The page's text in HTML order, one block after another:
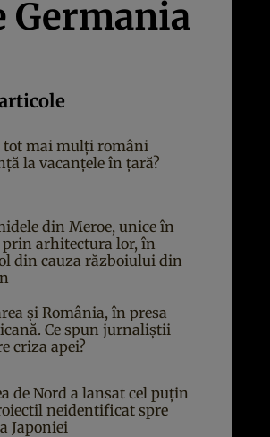
Germania
tot mai mulți români
la vacanțele în țară?
din Meroe, unice în
arhitectura lor, în
din cauza războiului din
și România, în presa
Ce spun jurnaliștii
criza apei?
de Nord a lansat cel puțin
neidentificat spre
Japoniei